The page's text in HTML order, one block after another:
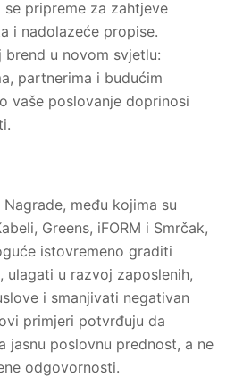
se pripreme za zahtjeve
i nadolazeće propise.
brend u novom svjetlu:
partnerima i budućim
vaše poslovanje doprinosi
među kojima su
Greens, iFORM i Smrčak,
istovremeno graditi
ulagati u razvoj zaposlenih,
i smanjivati negativan
primjeri potvrđuju da
jasnu poslovnu prednost, a ne
odgovornosti.